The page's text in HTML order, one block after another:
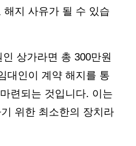
해지 사유가 될 수 있습
상가라면 총 300만원
대인이 계약 해지를 통
련되는 것입니다. 이는
위한 최소한의 장치라